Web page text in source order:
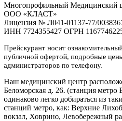
Многопрофильный Медицинский
ООО «КЛАСТ»
Лицензия № Л041-01137-77/
ИНН 7724355427 ОГРН
Прейскурант носит
публичной офертой, подробные
администраторов по телефону.
Наш медицинский центр
Беломорская д. 26. (станция метро
одинаково легко добираться из
станций метро, как: Верхние
вокзал, Ховрино, Левобережный